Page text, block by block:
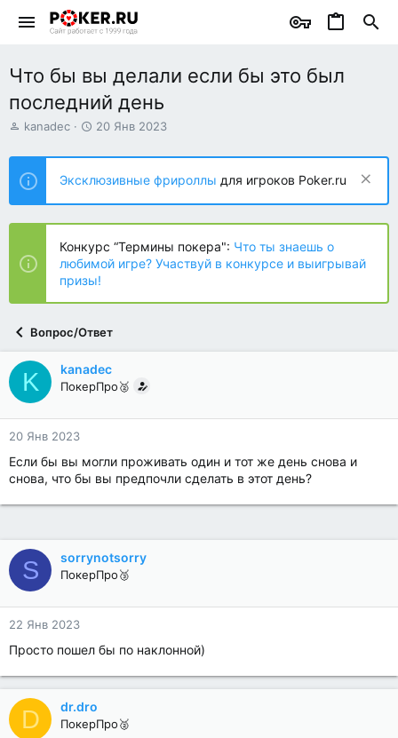
Что бы вы делали если бы это был
последний день
А
т
о
р
т
е
ы
kanadec
Д
т
н
а
ч
л
а
20 Янв 2023
Эксклюзивные фрироллы для игроков Poker.ru
Конкурс “Термины покера": Что ты знаешь о
любимой игре? Участвуй в конкурсе и выигрывай
призы!
Вопрос/Ответ
K kanadec
ПокерПро🥈
20 Янв 2023
Если бы вы могли проживать один и тот же день снова и
снова, что бы вы предпочли сделать в этот день?
S sorrynotsorry
ПокерПро🥉
22 Янв 2023
Просто пошел бы по наклонной)
D dr.dro
ПокерПро🥈